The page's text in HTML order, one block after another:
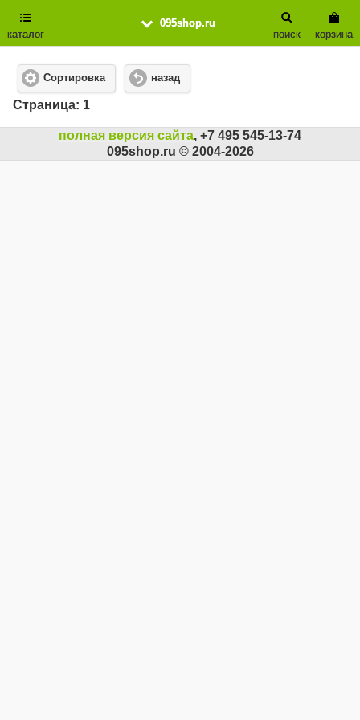
095shop.ru
каталог
корзина
поиск
Сортировка назад
Cтраница: 1
полная версия сайта, +7 495 545-13-74
095shop.ru © 2004-2026